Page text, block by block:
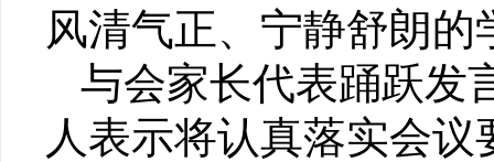
风清气正、宁静舒朗的
与会家长代表踊跃发
人表示将认真落实会